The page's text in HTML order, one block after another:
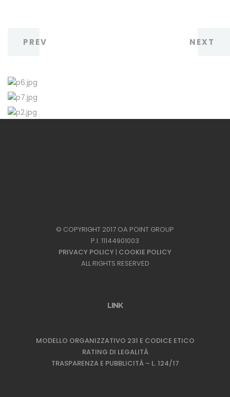
PREV NEXT
© COPYRIGHT 2017 OA POINT GROUP
P.I. 11144901003
PRIVACY POLICY | COOKIE POLICY
ALL RIGHTS RESERVED
LINK
MODELLO ORGANIZZATIVO 231 E CODICE ETICO
RATING DI LEGALITÀ
TRASPARENZA E PUBBLICITÀ – L. 124/17